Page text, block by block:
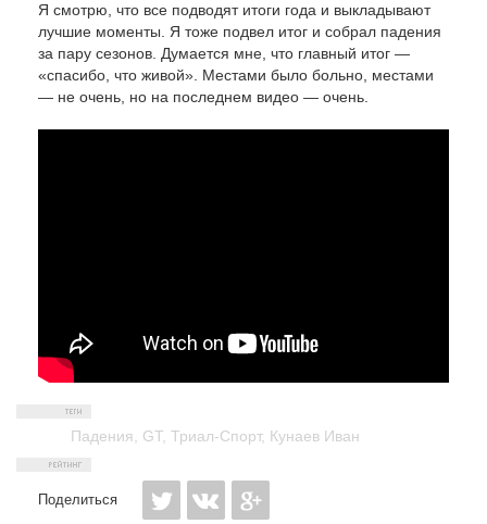
Я смотрю, что все подводят итоги года и выкладывают
лучшие моменты. Я тоже подвел итог и собрал падения
за пару сезонов. Думается мне, что главный итог —
«спасибо, что живой». Местами было больно, местами
— не очень, но на последнем видео — очень.
Падения GT, Триал-Спорт, Кунаев Иван
Поделиться